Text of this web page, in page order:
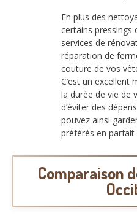
En plus des
certains pressings
services de
réparation de
couture de vos
C’est un excellent
la durée de vie de
d’éviter des
pouvez ainsi
préférés en parfait
Comparaison